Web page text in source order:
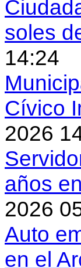
soles
14:24
Cívico
2026
años
2026
Auto
en el